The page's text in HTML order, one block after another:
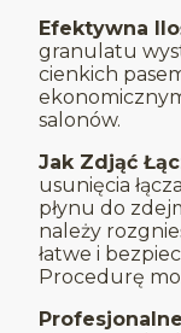
Efektywna
granulatu
cienkich
salonów.
Jak Zdjąć
usunięcia
płynu do
należy
łatwe i
Procedurę